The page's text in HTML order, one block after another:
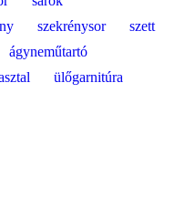
szekrénysor
szett
ágyneműtartó
ülőgarnitúra